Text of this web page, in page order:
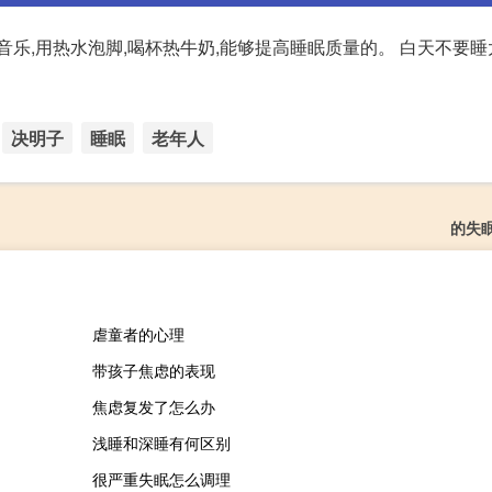
,用热水泡脚,喝杯热牛奶,能够提高睡眠质量的。 白天不要
决明子 睡眠 老年人
的失
虐童者的心理
带孩子焦虑的表现
焦虑复发了怎么办
浅睡和深睡有何区别
很严重失眠怎么调理